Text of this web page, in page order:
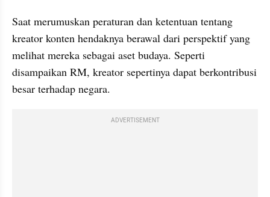
Saat merumuskan peraturan dan ketentuan tentang
kreator konten hendaknya berawal dari perspektif yang
melihat mereka sebagai aset budaya. Seperti
disampaikan RM, kreator sepertinya dapat berkontribusi
besar terhadap negara.
ADVERTISEMENT